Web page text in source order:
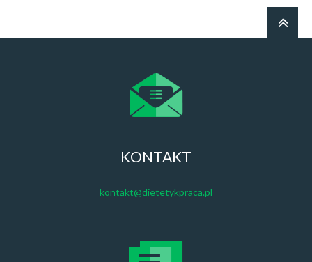
KONTAKT
kontakt@dietetykpraca.pl